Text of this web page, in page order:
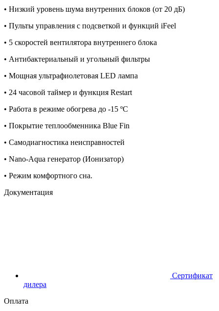
• Низкий уровень шума внутренних блоков (от 20 дБ)
• Пульты управления с подсветкой и функций iFeel
• 5 скоростей вентилятора внутреннего блока
• Антибактериальный и угольный фильтры
• Мощная ультрафиолетовая LED лампа
• 24 часовой таймер и функция Restart
• Работа в режиме обогрева до -15 ºС
• Покрытие теплообменника Blue Fin
• Самодиагностика неисправностей
• Nano-Aqua генератор (Ионизатор)
• Режим комфортного сна.
Документация
Сертификат
дилера
Оплата